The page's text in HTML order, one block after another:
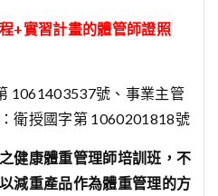
+實習計畫的體管師證照
1061403537號、事業主管
：衛授國字第 1060201818號
健康體重管理師培訓班，不
減重產品作為體重管理的方